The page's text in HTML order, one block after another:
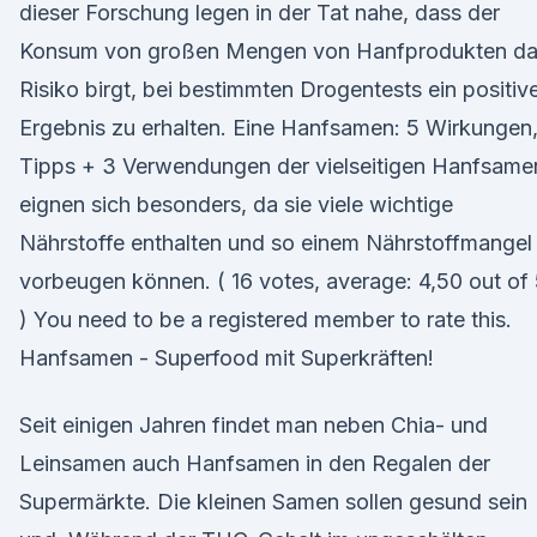
dieser Forschung legen in der Tat nahe, dass der
Konsum von großen Mengen von Hanfprodukten
Risiko birgt, bei bestimmten Drogentests ein
Ergebnis zu erhalten. Eine Hanfsamen: 5
Tipps + 3 Verwendungen der vielseitigen
eignen sich besonders, da sie viele wichtige
Nährstoffe enthalten und so einem Nährstoffmangel
vorbeugen können. ( 16 votes, average: 4,50 out of
) You need to be a registered member to rate this.
Hanfsamen - Superfood mit Superkräften!
Seit einigen Jahren findet man neben Chia- und
Leinsamen auch Hanfsamen in den Regalen der
Supermärkte. Die kleinen Samen sollen gesund sein